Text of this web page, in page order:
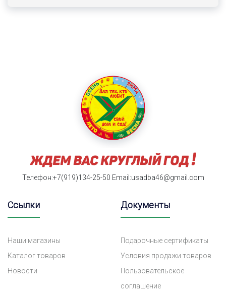
Телефон:+7(919)134-25-50 Email:usadba46@gmail.com
Ссылки
Наши магазины
Каталог товаров
Новости
Документы
Подарочные сертификаты
Условия продажи товаров
Пользовательское
соглашение